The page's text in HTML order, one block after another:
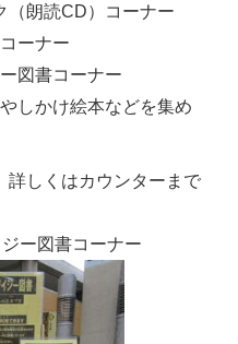
朗読CD）コーナー
ーナー
図書コーナー
しかけ絵本などを集め
詳しくはカウンターまで
ー図書コーナー